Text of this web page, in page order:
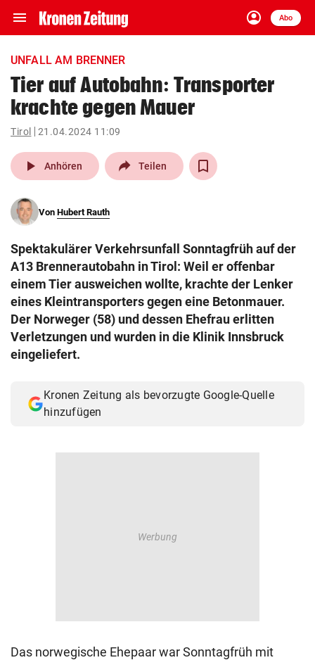
menu Navigation
ein-/ausklappen
account_circle
Anmelden
Abo
close Schließen
account_circle Anmelden
pin_drop
Wien arrow_right
search
eingeben
© Krone Multimedia GmbH & Co KG 2026
Muthgasse 2, 1190 Wien
UNFALL AM BRENNER
Tier auf Autobahn: Transporter
krachte gegen Mauer
Tirol 21.04.2024 11:09
play_arrow Anhören Teilen
Von Hubert Rauth
Spektakulärer Verkehrsunfall Sonntagfrüh auf der
A13 Brennerautobahn in Tirol: Weil er offenbar
einem Tier ausweichen wollte, krachte der Lenker
eines Kleintransporters gegen eine Betonmauer.
Der Norweger (58) und dessen Ehefrau erlitten
Verletzungen und wurden in die Klinik Innsbruck
eingeliefert.
Kronen Zeitung als bevorzugte Google-Quelle
hinzufügen
Das norwegische Ehepaar war Sonntagfrüh mit